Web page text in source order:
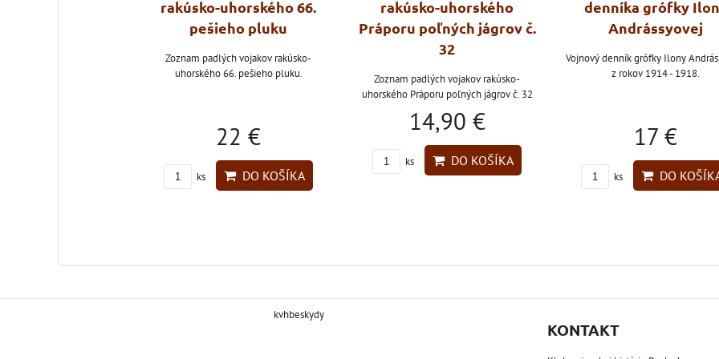
rakúsko-uhorského 66.
pešieho pluku
Zoznam padlých vojakov rakúsko-
uhorského 66. pešieho pluku.
22 €
ks DO KOŠÍKA
rakúsko-uhorského
Práporu poľných jágrov č.
32
Zoznam padlých vojakov rakúsko-
uhorského Práporu poľných jágrov č. 32
14,90 €
ks DO KOŠÍKA
denníka grófky
Andrássyovej
Vojnový denník grófky Ilony
z rokov 1914 - 1918.
17 €
ks DO
kvhbeskydy
KONTAKT